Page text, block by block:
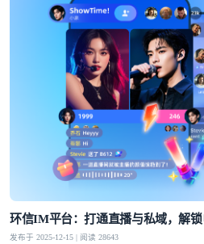
环信IM平台：打通直播与私域，解
发布于 2025-12-15 | 阅读 28643